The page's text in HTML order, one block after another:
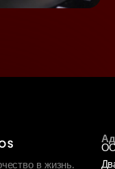
в жизнь.